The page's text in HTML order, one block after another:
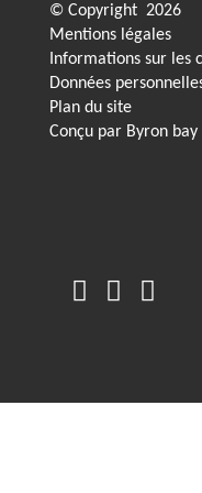
© Copyright 2026
Mentions légales
Informations sur les
Données
Plan du site
Conçu par Byron